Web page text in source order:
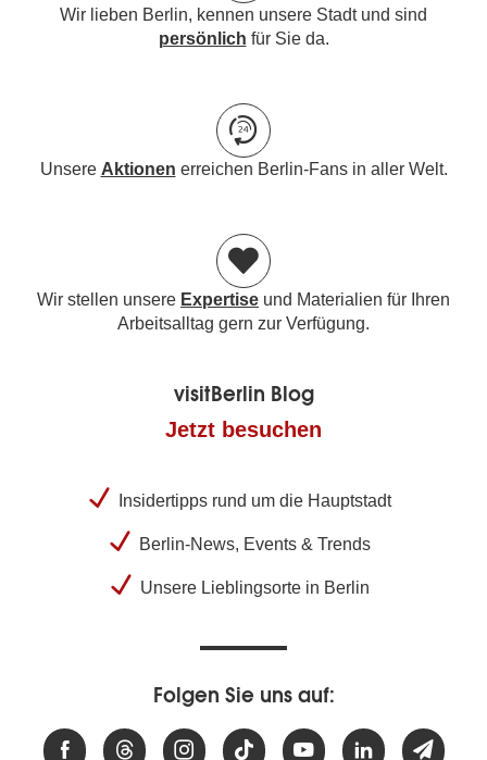
Wir lieben Berlin, kennen unsere Stadt und sind
persönlich für Sie da.
Unsere Aktionen erreichen Berlin-Fans in aller Welt.
Wir stellen unsere Expertise und Materialien für Ihren
Arbeitsalltag gern zur Verfügung.
visitBerlin Blog
Jetzt besuchen
Insidertipps rund um die Hauptstadt
Berlin-News, Events & Trends
Unsere Lieblingsorte in Berlin
Folgen Sie uns auf: